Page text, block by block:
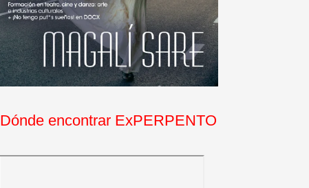
Dónde encontrar ExPERPENTO